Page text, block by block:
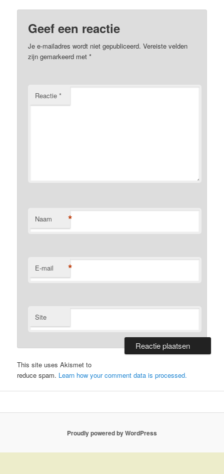
Geef een reactie
Je e-mailadres wordt niet gepubliceerd. Vereiste velden
zijn gemarkeerd met*
Reactie*
Naam *
E-mail *
Site
This site uses Akismet to
reduce spam. Learn how your comment data is processed.
Proudly powered by WordPress